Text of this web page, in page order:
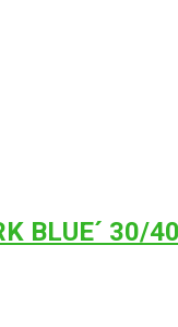
BLUE´ 30/